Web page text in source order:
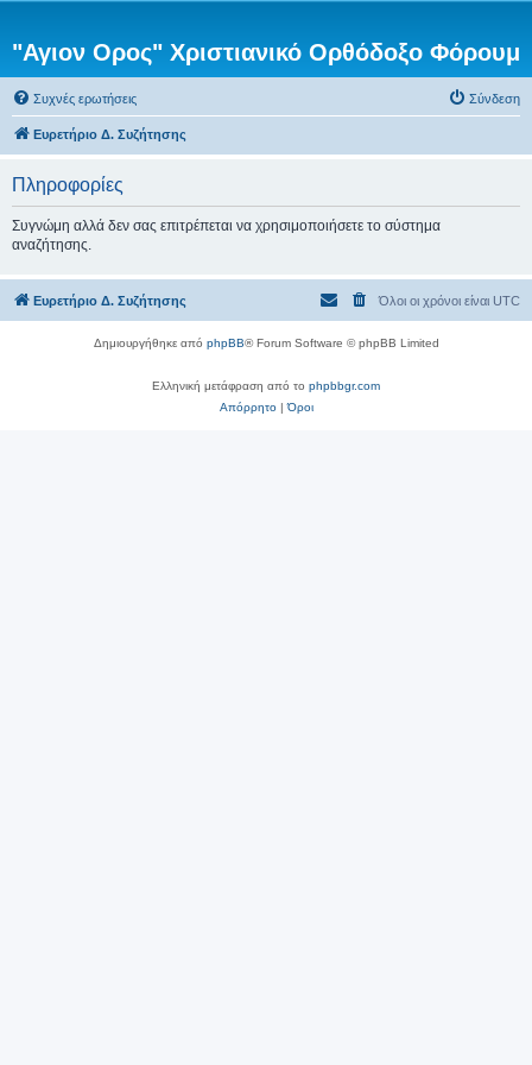
"Αγιον Ορος" Χριστιανικό Ορθόδοξο Φόρουμ
Συχνές ερωτήσεις Σύνδεση
Ευρετήριο Δ. Συζήτησης
Πληροφορίες
Συγνώμη αλλά δεν σας επιτρέπεται να χρησιμοποιήσετε το σύστημα
αναζήτησης.
Ευρετήριο Δ. Συζήτησης Όλοι οι χρόνοι είναι UTC
Δημιουργήθηκε από phpBB® Forum Software © phpBB Limited
Ελληνική μετάφραση από το phpbbgr.com
Απόρρητο|Όροι